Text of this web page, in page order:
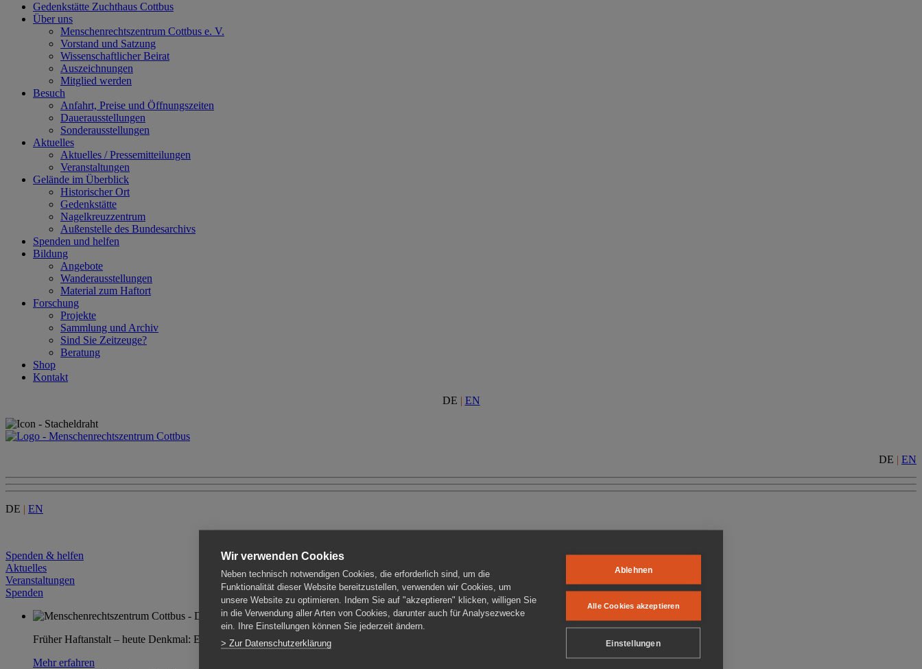
Gedenkstätte Zuchthaus Cottbus
Über uns
Menschenrechtszentrum Cottbus e. V.
Vorstand und Satzung
Wissenschaftlicher Beirat
Auszeichnungen
Mitglied werden
Besuch
Anfahrt, Preise und Öffnungszeiten
Dauerausstellungen
Sonderausstellungen
Aktuelles
Aktuelles / Pressemitteilungen
Veranstaltungen
Gelände im Überblick
Historischer Ort
Gedenkstätte
Nagelkreuzzentrum
Außenstelle des Bundesarchivs
Spenden und helfen
Bildung
Angebote
Wanderausstellungen
Material zum Haftort
Forschung
Projekte
Sammlung und Archiv
Sind Sie Zeitzeuge?
Beratung
Shop
Kontakt
DE | EN
DE | EN
DE | EN
Spenden & helfen
Aktuelles
Veranstaltungen
Spenden
Früher Haftanstalt – heute Denkmal: Einen Ort im Wandel erleben
Mehr erfahren
Wir verwenden Cookies
Neben technisch notwendigen Cookies, die erforderlich sind, um die
Funktionalität dieser Website bereitzustellen, verwenden wir Cookies, um
unsere Website zu optimieren. Indem Sie auf "akzeptieren" klicken, willigen Sie
in die Verwendung aller Arten von Cookies, darunter auch für Analysezwecke
ein. Ihre Einstellungen können Sie jederzeit ändern.
> Zur Datenschutzerklärung
Ablehnen
Alle Cookies akzeptieren
Einstellungen